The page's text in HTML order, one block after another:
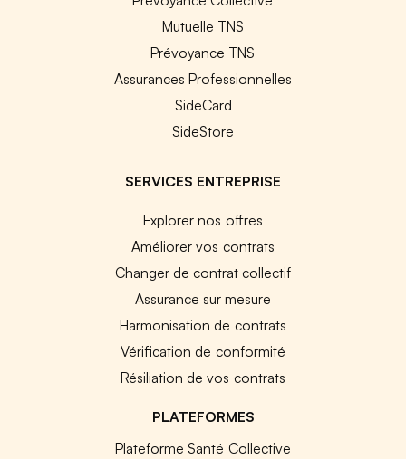
Mutuelle TNS
Prévoyance TNS
Assurances Professionnelles
SideCard
SideStore
SERVICES ENTREPRISE
Explorer nos offres
Améliorer vos contrats
Changer de contrat collectif
Assurance sur mesure
Harmonisation de contrats
Vérification de conformité
Résiliation de vos contrats
PLATEFORMES
Plateforme Santé Collective